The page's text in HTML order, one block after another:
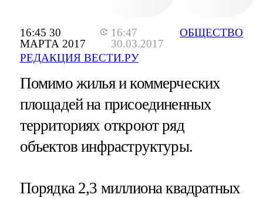
16:45 30
МАРТА 2017
16:47
30.03.2017
РЕДАКЦИЯ ВЕСТИ.РУ
ОБЩЕСТВО
Помимо жилья и коммерческих
площадей на присоединенных
территориях откроют ряд
объектов инфраструктуры.
Порядка 2,3 миллиона квадратных